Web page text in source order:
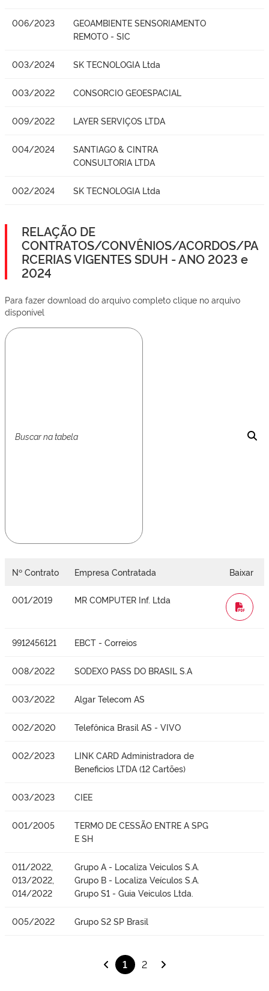
006/2023
GEOAMBIENTE SENSORIAMENTO
REMOTO - SIC
003/2024 SK TECNOLOGIA Ltda
003/2022 CONSORCIO GEOESPACIAL
009/2022 LAYER SERVIÇOS LTDA
004/2024
SANTIAGO & CINTRA
CONSULTORIA LTDA
002/2024 SK TECNOLOGIA Ltda
RELAÇÃO DE
CONTRATOS/CONVÊNIOS/ACORDOS/PA
RCERIAS VIGENTES SDUH - ANO 2023 e
2024
Para fazer download do arquivo completo clique no arquivo
disponível
Nº Contrato Empresa Contratada Baixar
001/2019 MR COMPUTER Inf. Ltda
WORD
9912456121 EBCT - Correios
008/2022 SODEXO PASS DO BRASIL S.A
003/2022 Algar Telecom AS
002/2020 Telefônica Brasil AS - VIVO
002/2023
LINK CARD Administradora de
Beneficios LTDA (12 Cartões)
003/2023 CIEE
001/2005
TERMO DE CESSÃO ENTRE A SPG
E SH
011/2022,
013/2022,
014/2022
Grupo A - Localiza Veiculos S.A.
Grupo B - Localiza Veículos S.A.
Grupo S1 - Guia Veiculos Ltda.
005/2022 Grupo S2 SP Brasil
1 2